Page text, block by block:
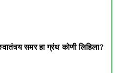
समर हा ग्रंथ कोणी लिहिला?